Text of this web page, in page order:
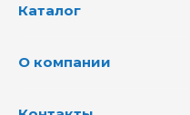
Каталог
О компании